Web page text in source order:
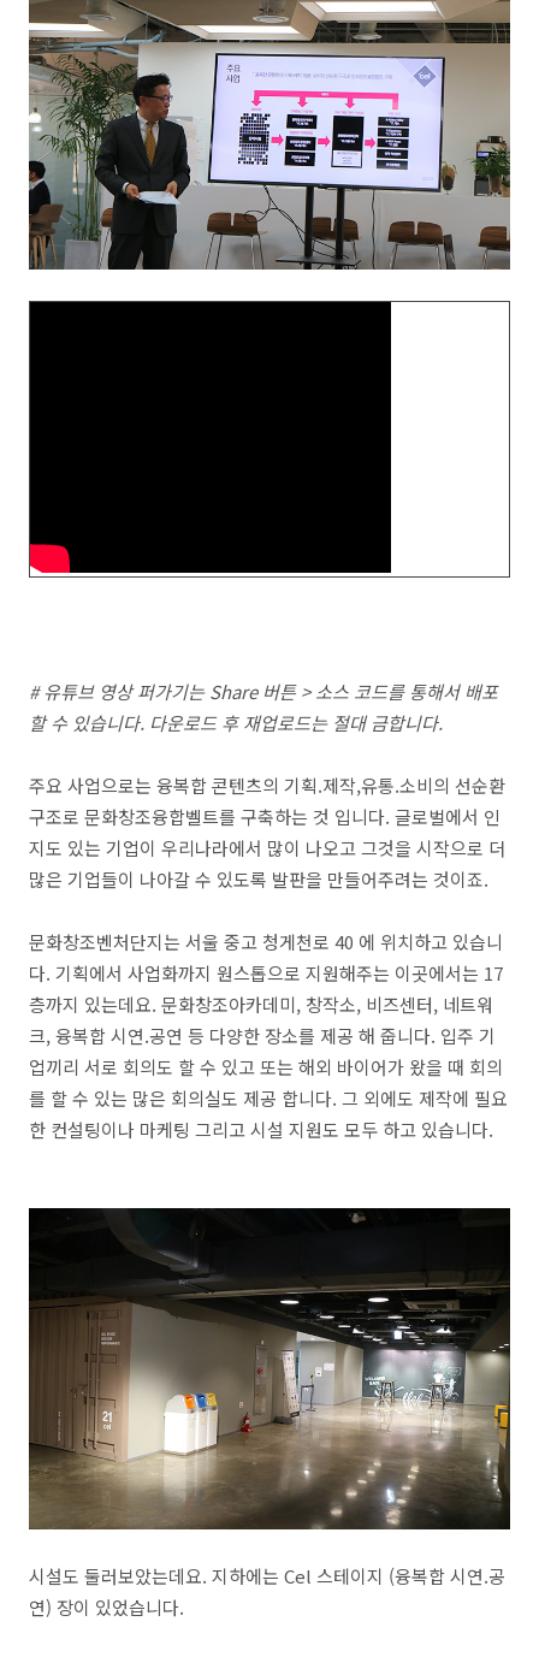
# 유튜브 영상 퍼가기는 Share 버튼 > 소스 코드를 통해서 배포
할 수 있습니다. 다운로드 후 재업로드는 절대 금합니다.
주요 사업으로는 융복합 콘텐츠의 기획.제작,유통.소비의 선순환
구조로 문화창조융합벨트를 구축하는 것 입니다. 글로벌에서 인
지도 있는 기업이 우리나라에서 많이 나오고 그것을 시작으로 더
많은 기업들이 나아갈 수 있도록 발판을 만들어주려는 것이죠.
문화창조벤처단지는 서울 중고 청게천로 40 에 위치하고 있습니
다. 기획에서 사업화까지 원스톱으로 지원해주는 이곳에서는 17
층까지 있는데요. 문화창조아카데미, 창작소, 비즈센터, 네트워
크, 융복합 시연.공연 등 다양한 장소를 제공 해 줍니다. 입주 기
업끼리 서로 회의도 할 수 있고 또는 해외 바이어가 왔을 때 회의
를 할 수 있는 많은 회의실도 제공 합니다. 그 외에도 제작에 필요
한 컨설팅이나 마케팅 그리고 시설 지원도 모두 하고 있습니다.
시설도 둘러보았는데요. 지하에는 Cel 스테이지 (융복합 시연.공
연) 장이 있었습니다.